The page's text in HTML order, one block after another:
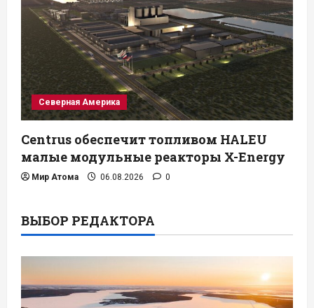
Северная Америка
Centrus обеспечит топливом HALEU
малые модульные реакторы X-Energy
Мир Атома 06.08.2026 0
ВЫБОР РЕДАКТОРА